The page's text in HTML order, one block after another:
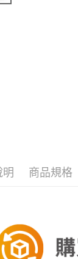
明 商品規格